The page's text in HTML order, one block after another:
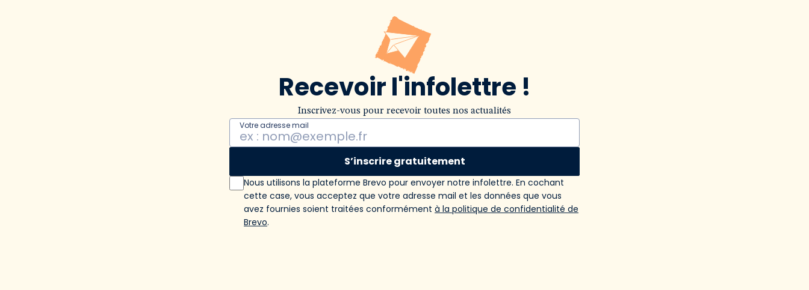
Recevoir l'infolettre !
Inscrivez-vous pour recevoir toutes nos actualités
Votre adresse mail
S’inscrire gratuitement
Nous utilisons la plateforme Brevo pour envoyer notre infolettre. En cochant
cette case, vous acceptez que votre adresse mail et les données que vous
avez fournies soient traitées conformément à la politique de confidentialité de
Brevo.